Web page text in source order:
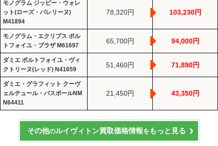
モノグラム ジッピー・ウォレ
ット(ローズ・バレリーヌ)
M41894
78,320円 103,230円
モノグラム・エクリプス ポル
トフォイユ・ブラザ M61697
65,700円 94,000円
ダミエ ポルトフォイユ・ヴィ
クトリーヌ(レッド) N41659
51,460円 71,890円
ダミエ・グラフィット クーヴ
ェルテュール・パスポールNM
N64411
21,450円 43,350円
その他のルイヴィトン買取価格情報を もっと見る